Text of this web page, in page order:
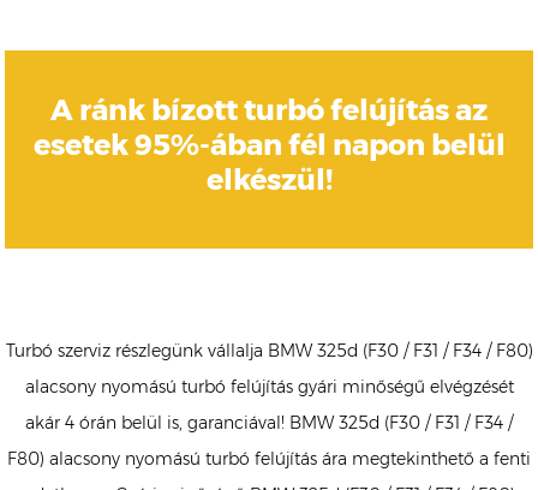
A ránk bízott turbó felújítás az
esetek 95%-ában fél napon belül
elkészül!
Turbó szerviz részlegünk vállalja BMW 325d (F30 / F31 / F34 / F80)
alacsony nyomású turbó felújítás gyári minőségű elvégzését
akár 4 órán belül is, garanciával! BMW 325d (F30 / F31 / F34 /
F80) alacsony nyomású turbó felújítás ára megtekinthető a fenti